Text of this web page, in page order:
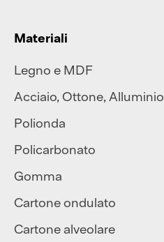
Materiali
Legno e MDF
Acciaio,Ottone,Alluminio
Polionda
Policarbonato
Gomma
Cartone ondulato
Cartone alveolare